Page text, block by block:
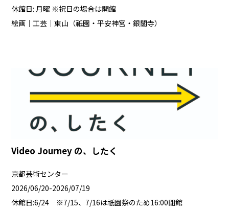
休館日: 月曜 ※祝日の場合は開館
絵画｜工芸｜東山（祇園・平安神宮・銀閣寺）
Video Journey の、したく
京都芸術センター
2026/06/20-2026/07/19
休館日:6/24 ※7/15、7/16は祇園祭のため16:00閉館